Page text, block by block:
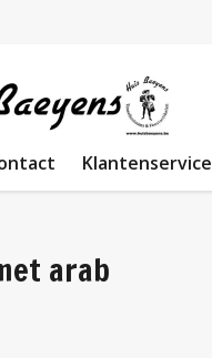
Klantenservice
arab